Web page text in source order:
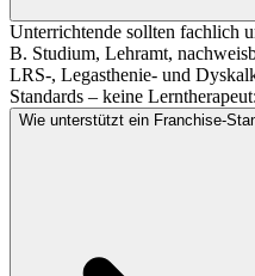
Unterrichtende sollten fachlich
B. Studium, Lehramt,
LRS-, Legasthenie- und
Standards – keine
Wie unterstützt ein Franchise-